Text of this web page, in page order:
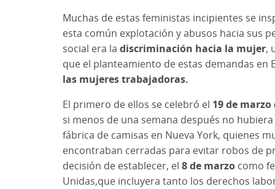
Muchas de estas feministas incipientes se
esta común explotación y abusos hacia sus
social era la discriminación hacia la mujer,
que el planteamiento de estas demandas
las mujeres trabajadoras.
El primero de ellos se celebró el 19 de marzo
si menos de una semana después no
fábrica de camisas en Nueva York, quienes
encontraban cerradas para evitar robos de
decisión de establecer, el 8 de marzo como
Unidas,que incluyera tanto los derechos